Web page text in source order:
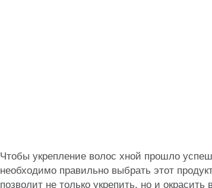
Чтобы укрепление волос хной прошло
необходимо правильно выбрать этот
позволит не только укрепить, но и окрасить